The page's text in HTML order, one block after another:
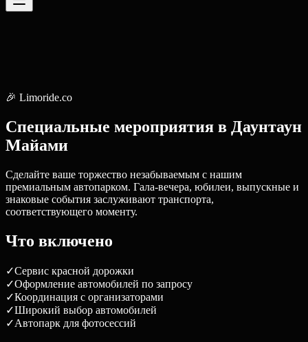
🎉 Limoride.co
Специальные мероприятия в Даунтаун
Майами
Сделайте ваше торжество незабываемым с нашим
премиальным автопарком. Гала-вечера, юбилеи, выпускные и
знаковые события заслуживают транспорта,
соответствующего моменту.
Что включено
✓Сервис красной дорожки
✓Оформление автомобилей по запросу
✓Координация с организаторами
✓Широкий выбор автомобилей
✓Автопарк для фотосессий